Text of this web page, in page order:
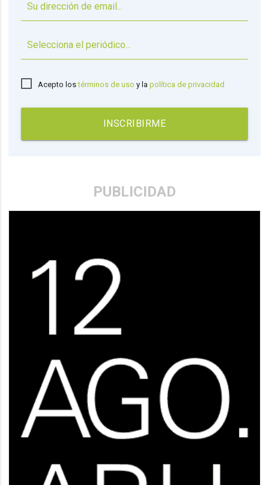
Acepto lostérminos de uso y lapolítica de privacidad
INSCRIBIRME
PUBLICIDAD